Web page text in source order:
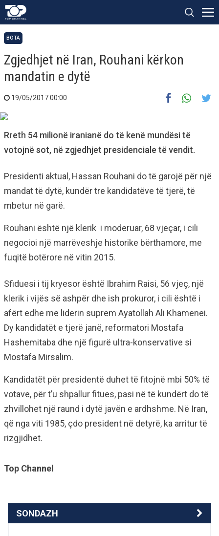
BOTA
Zgjedhjet në Iran, Rouhani kërkon
mandatin e dytë
19/05/2017 00:00
Rreth 54 milionë iranianë do të kenë mundësi të
votojnë sot, në zgjedhjet presidenciale të vendit.
Presidenti aktual, Hassan Rouhani do të garojë për një
mandat të dytë, kundër tre kandidatëve të tjerë, të
mbetur në garë.
Rouhani është një klerik i moderuar, 68 vjeçar, i cili
negocioi një marrëveshje historike bërthamore, me
fuqitë botërore në vitin 2015.
Sfiduesi i tij kryesor është Ibrahim Raisi, 56 vjeç, një
klerik i vijës së ashpër dhe ish prokuror, i cili është i
afërt edhe me liderin suprem Ayatollah Ali Khamenei.
Dy kandidatët e tjerë janë, reformatori Mostafa
Hashemitaba dhe një figurë ultra-konservative si
Mostafa Mirsalim.
Kandidatët për presidentë duhet të fitojnë mbi 50% të
votave, për t’u shpallur fitues, pasi në të kundërt do të
zhvillohet një raund i dytë javën e ardhshme. Në Iran,
që nga viti 1985, çdo president në detyrë, ka arritur të
rizgjidhet.
Top Channel
SONDAZH